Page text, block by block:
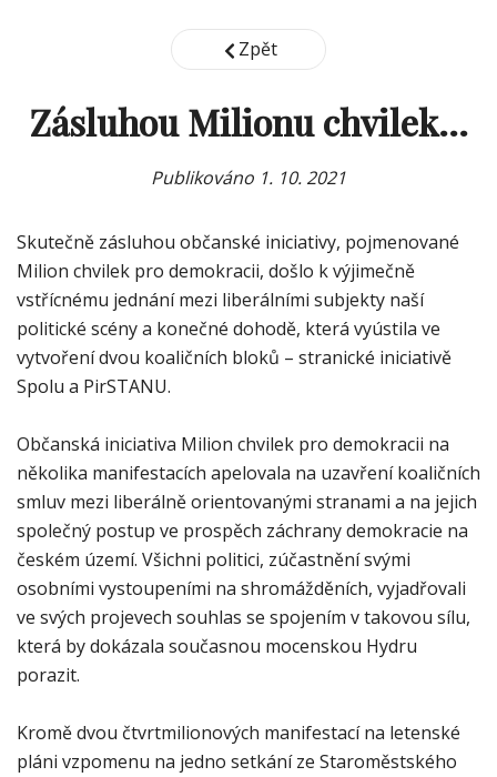
Zpět
Zásluhou Milionu chvilek...
Publikováno 1. 10. 2021
Skutečně zásluhou občanské iniciativy, pojmenované
Milion chvilek pro demokracii, došlo k výjimečně
vstřícnému jednání mezi liberálními subjekty naší
politické scény a konečné dohodě, která vyústila ve
vytvoření dvou koaličních bloků – stranické iniciativě
Spolu a PirSTANU.
Občanská iniciativa Milion chvilek pro demokracii na
několika manifestacích apelovala na uzavření koaličních
smluv mezi liberálně orientovanými stranami a na jejich
společný postup ve prospěch záchrany demokracie na
českém území. Všichni politici, zúčastnění svými
osobními vystoupeními na shromážděních, vyjadřovali
ve svých projevech souhlas se spojením v takovou sílu,
která by dokázala současnou mocenskou Hydru
porazit.
Kromě dvou čtvrtmilionových manifestací na letenské
pláni vzpomenu na jedno setkání ze Staroměstského